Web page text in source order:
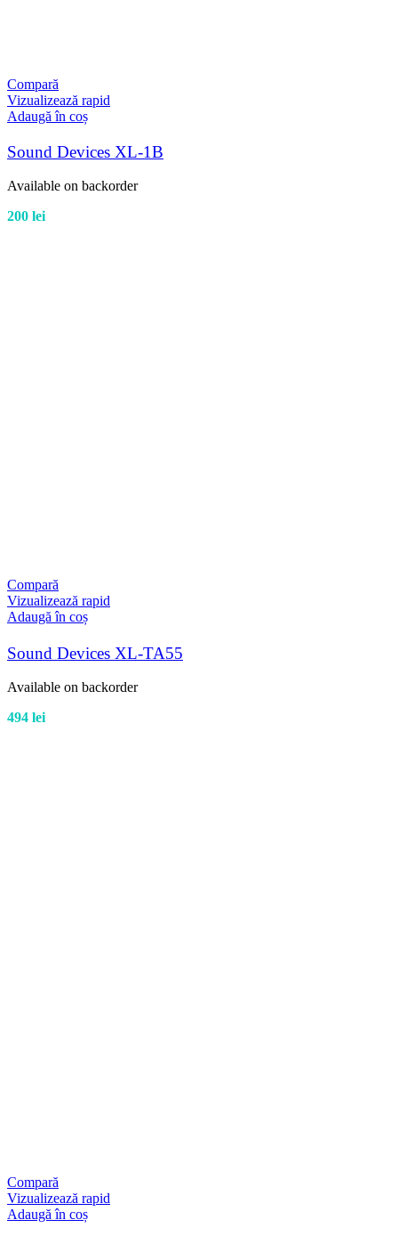
Compară
Vizualizează rapid
Adaugă în coș
Sound Devices XL-1B
Available on backorder
200 lei
Compară
Vizualizează rapid
Adaugă în coș
Sound Devices XL-TA55
Available on backorder
494 lei
Compară
Vizualizează rapid
Adaugă în coș